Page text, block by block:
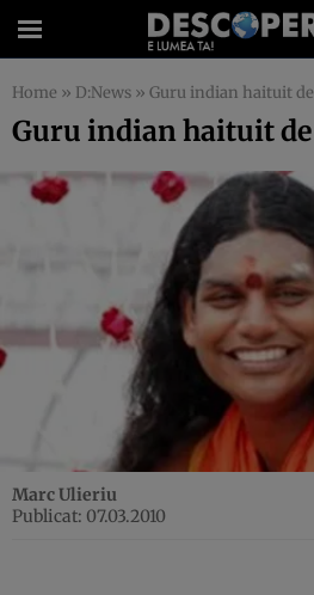
Home » D:News » Guru indian haituit
Guru indian haituit
Marc Ulieriu
Publicat: 07.03.2010